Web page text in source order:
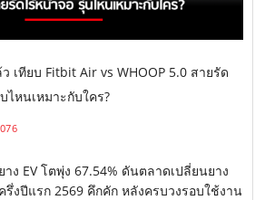
เทียบ Fitbit Air vs WHOOP 5.0 สายรัด
หนเหมาะกับใคร?
ยาง EV โตพุ่ง 67.54% ดันตลาดเปลี่ยนยาง
ครึ่งปีแรก 2569 คึกคัก หลังครบวงรอบใช้งาน